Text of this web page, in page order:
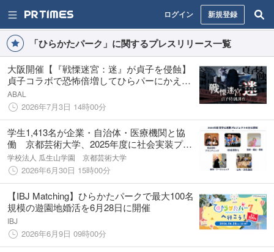
ログイン 新規登録
「ひらかたパーク」に関するプレスリリース一覧
大阪開催【『戦慄迷宮：迷』が貞子を侵蝕】
貞子コラボで恐怖倍増してひらパーにかえっ
てきた！『戦慄迷宮：迷 怪異覚醒 貞子特
別調査』7月18日(土)から実施決定！
ABAL
2026年7月3日 14時00分
学生1,413名が企業・自治体・医療機関と協
働 京都芸術大学、2025年度に社会実装プロ
ジェクト112件を展開
学校法人 瓜生山学園 京都芸術大学
2026年6月30日 15時00分
【IBJ Matching】ひらかたパークで最大100名
規模の遊園地婚活を6月28日に開催
IBJ
2026年6月9日 09時00分